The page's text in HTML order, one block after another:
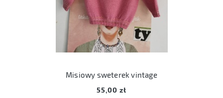
Misiowy sweterek vintage
55,00 zł